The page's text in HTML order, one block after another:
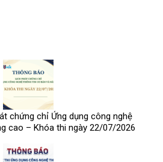
chứng chỉ Ứng dụng công nghệ
cao – Khóa thi ngày 22/07/2026